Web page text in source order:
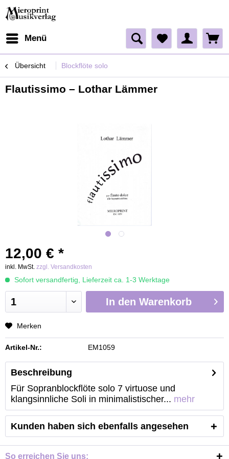
Menü
Übersicht Blockflöte solo
Flautissimo – Lothar Lämmer
12,00 € *
inkl. MwSt. zzgl. Versandkosten
Sofort versandfertig, Lieferzeit ca. 1-3 Werktage
In den Warenkorb
Merken
Artikel-Nr.: EM1059
Beschreibung
Für Sopranblockflöte solo 7 virtuose und
klangsinnliche Soli in minimalistischer... mehr
Kunden haben sich ebenfalls angesehen
So erreichen Sie uns: